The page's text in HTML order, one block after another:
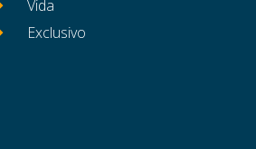
Vida
Exclusivo